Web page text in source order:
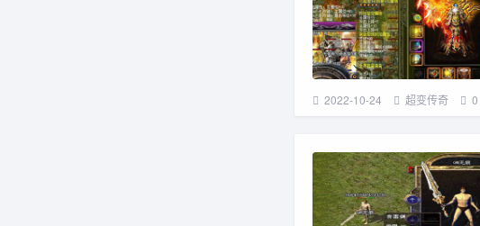
2022-10-24 超变传奇 0